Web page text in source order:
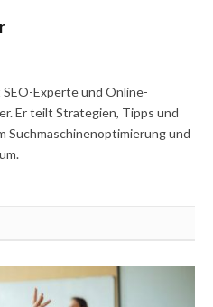
SEO-Experte und Online-
Er teilt Strategien, Tipps und
Suchmaschinenoptimierung und